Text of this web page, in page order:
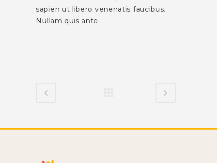
sapien ut libero venenatis faucibus.
Nullam quis ante.